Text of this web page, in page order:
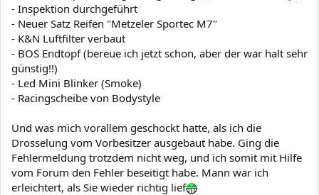
- Inspektion durchgeführt
- Neuer Satz Reifen "Metzeler Sportec M7"
- K&N Luftfilter verbaut
- BOS Endtopf (bereue ich jetzt schon, aber der war halt sehr
günstig!!)
- Led Mini Blinker (Smoke)
- Racingscheibe von Bodystyle
Und was mich vorallem geschockt hatte, als ich die
Drosselung vom Vorbesitzer ausgebaut habe. Ging die
Fehlermeldung trotzdem nicht weg, und ich somit mit Hilfe
vom Forum den Fehler beseitigt habe. Mann war ich
erleichtert, als Sie wieder richtig lief